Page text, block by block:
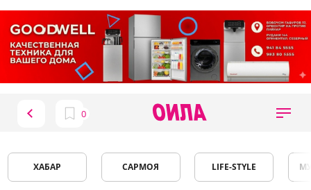
ХАБАР САРМОЯ LIFE-STYLE